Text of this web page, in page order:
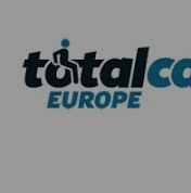
confort
en